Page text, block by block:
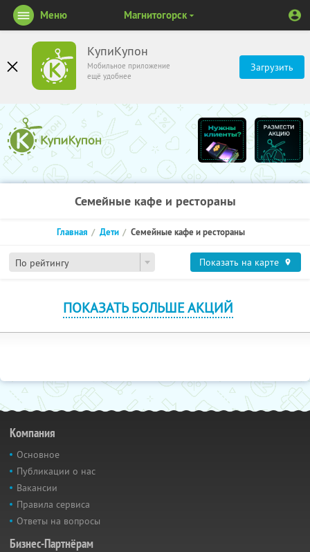
КупиКупон
Мобильное приложение
ещё удобнее
Загрузить
Меню Магнитогорск
Семейные кафе и рестораны
По рейтингу
Главная Дети Семейные кафе и рестораны
Показать на карте
ПОКАЗАТЬ БОЛЬШЕ АКЦИЙ
Компания
Основное
Публикации о нас
Вакансии
Правила сервиса
Ответы на вопросы
Бизнес-Партнёрам